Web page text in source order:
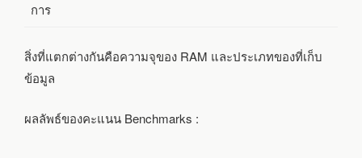
การ
สิ่งที่แตกต่างกันคือความจุของ RAM และประเภทของที่เก็บ
ข้อมูล
ผลลัพธ์ของคะแนน Benchmarks :